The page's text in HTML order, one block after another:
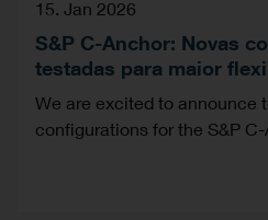
15. Jan 2026
S&P C-Anchor: Novas
testadas para maior
We are excited to announce
configurations for the S&P